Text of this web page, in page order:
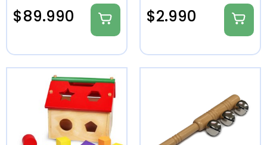
$89.990 $2.990